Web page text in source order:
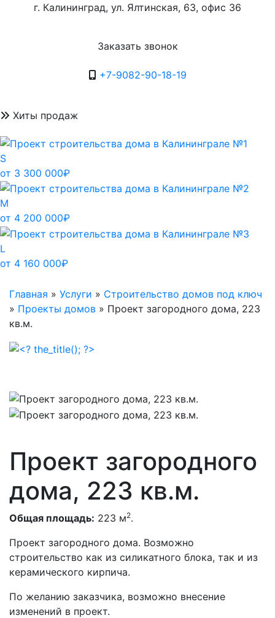
г. Калининград, ул. Ялтинская, 63, офис 36
Заказать звонок
+7-9082-90-18-19
Хиты продаж
S
от 3 300 000₽
M
от 4 200 000₽
L
от 4 160 000₽
Главная » Услуги » Строительство домов под ключ
» Проекты домов » Проект загородного дома, 223
кв.м.
Проект загородного
дома, 223 кв.м.
Общая площадь: 223 м2.
Проект загородного дома. Возможно
строительство как из силикатного блока, так и из
керамического кирпича.
По желанию заказчика, возможно внесение
изменений в проект.